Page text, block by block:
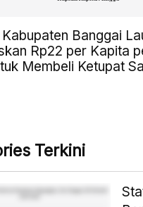
Banggai
Rp22 per Kapita
Membeli Ketupat
Terkini